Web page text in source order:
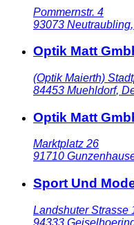
Pommernstr. 4
93073 Neutraubling,
Optik Matt
(Optik Maierth)
84453 Muehldorf,
Optik Matt
Marktplatz 26
91710
Sport Und
Landshuter Strasse
94333